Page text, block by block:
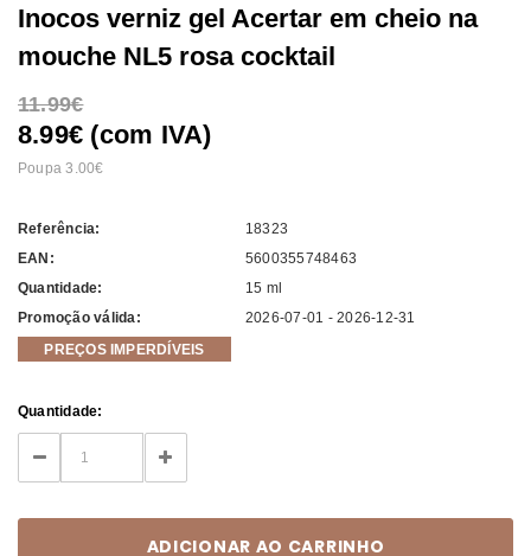
Inocos verniz gel Acertar em cheio na
mouche NL5 rosa cocktail
11.99
8.99€ (com IVA)
Poupa 3.00
Referência:
18323
EAN:
5600355748463
Quantidade:
15 ml
Promoção válida:
2026-07-01 - 2026-12-31
PREÇOS IMPERDÍVEIS
Current
Stock:
Quantidade:
DECREASE
QUANTITY:
INCREASE
QUANTITY: